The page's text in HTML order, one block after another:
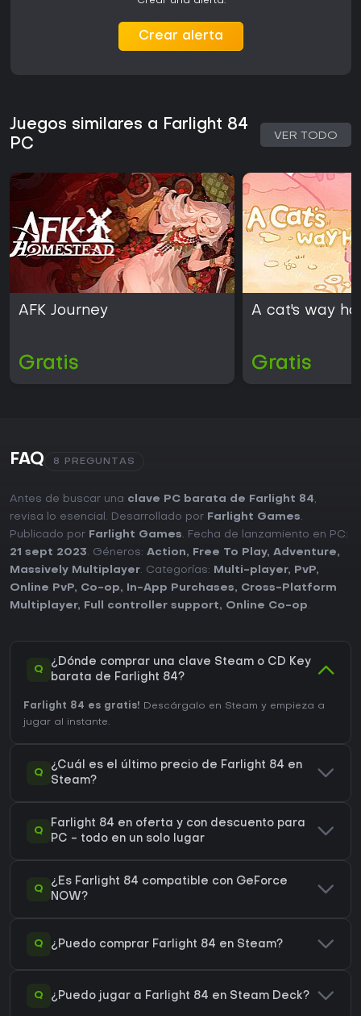
Crear alerta
Juegos similares a Farlight 84
PC
VER TODO
AFK Journey
Gratis
A cat's way
Gratis
FAQ 8 PREGUNTAS
Antes de buscar una clave PC barata de Farlight 84,
revisa lo esencial. Desarrollado por Farlight Games.
Publicado por Farlight Games. Fecha de lanzamiento en PC:
21 sept 2023. Géneros: Action, Free To Play, Adventure,
Massively Multiplayer. Categorías: Multi-player, PvP,
Online PvP, Co-op, In-App Purchases, Cross-Platform
Multiplayer, Full controller support, Online Co-op.
Q
¿Dónde comprar una clave Steam o CD Key
barata de Farlight 84?
Farlight 84 es gratis! Descárgalo en Steam y empieza a
jugar al instante.
Q
¿Cuál es el último precio de Farlight 84 en
Steam?
Q
Farlight 84 en oferta y con descuento para
PC - todo en un solo lugar
Q
¿Es Farlight 84 compatible con GeForce
NOW?
Q ¿Puedo comprar Farlight 84 en Steam?
Q ¿Puedo jugar a Farlight 84 en Steam Deck?